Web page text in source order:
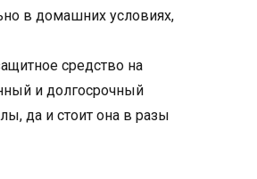
в домашних условиях,
средство на
и долгосрочный
да и стоит она в разы